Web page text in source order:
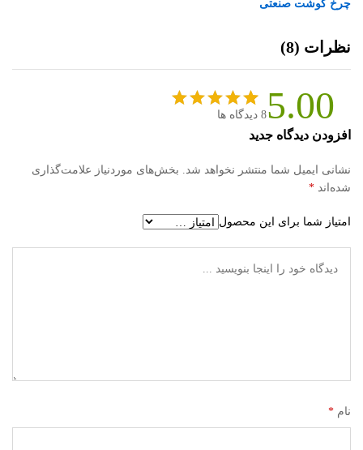
چرخ گوشت صنعتی
نظرات (8)
5.00
امتیازدهی
5.00
در
8
8 دیدگاه ها
افزودن دیدگاه جدید
نشانی ایمیل شما منتشر نخواهد شد.
بخش‌های موردنیاز علامت‌گذاری
شده‌اند *
امتیاز شما برای این محصول
نام *